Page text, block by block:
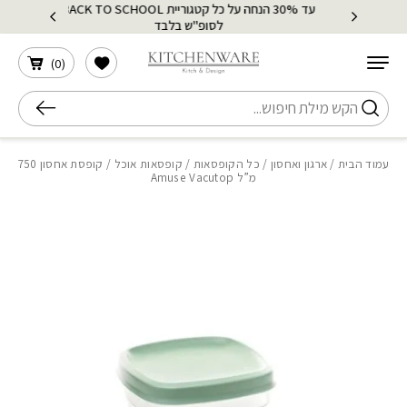
Skip to Content
עד 30% הנחה על כל קטגוריית BACK TO SCHOOL
לסופ"ש בלבד
חיפוש
(
0
)
הרשימה שלי
עמוד הבית / ארגון ואחסון / כל הקופסאות / קופסאות אוכל
/ קופסת אחסון 750
מ”ל Amuse Vacutop
בחזרה למעלה